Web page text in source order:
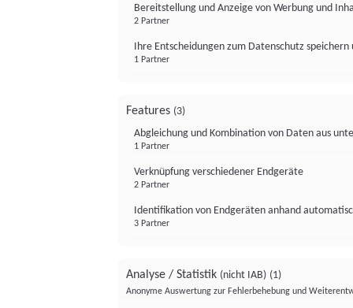
Bereitstellung und Anzeige von Werbung und
2 Partner
Ihre Entscheidungen zum Datenschutz
1 Partner
Features (3)
Abgleichung und Kombination von Daten aus
1 Partner
Verknüpfung verschiedener Endgeräte
2 Partner
Identifikation von Endgeräten anhand
3 Partner
Analyse / Statistik (nicht IAB) (1)
Anonyme Auswertung zur Fehlerbehebung und